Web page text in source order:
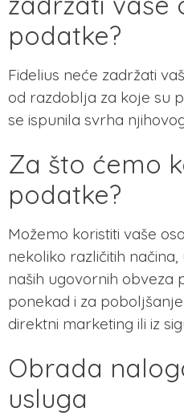
podatke?
Fidelius neće zadržati
od razdoblja za koje su
se ispunila svrha
Za što ćemo
podatke?
Možemo koristiti vaše
nekoliko različitih
naših ugovornih obveza
ponekad i za
direktni marketing ili iz
Obrada
usluga